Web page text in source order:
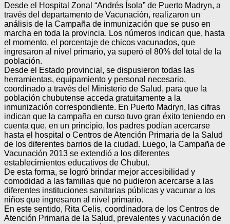
Desde el Hospital Zonal “Andrés Ísola” de Puerto Madryn, a
través del departamento de Vacunación, realizaron un
análisis de la Campaña de inmunización que se puso en
marcha en toda la provincia. Los números indican que, hasta
el momento, el porcentaje de chicos vacunados, que
ingresaron al nivel primario, ya superó el 80% del total de la
población.
Desde el Estado provincial, se dispusieron todas las
herramientas, equipamiento y personal necesario,
coordinado a través del Ministerio de Salud, para que la
población chubutense acceda gratuitamente a la
inmunización correspondiente. En Puerto Madryn, las cifras
indican que la campaña en curso tuvo gran éxito teniendo en
cuenta que, en un principio, los padres podían acercarse
hasta el hospital o Centros de Atención Primaria de la Salud
de los diferentes barrios de la ciudad. Luego, la Campaña de
Vacunación 2013 se extendió a los diferentes
establecimientos educativos de Chubut.
De esta forma, se logró brindar mejor accesibilidad y
comodidad a las familias que no pudieron acercarse a las
diferentes instituciones sanitarias públicas y vacunar a los
niños que ingresaron al nivel primario.
En este sentido, Rita Celis, coordinadora de los Centros de
Atención Primaria de la Salud, prevalentes y vacunación de